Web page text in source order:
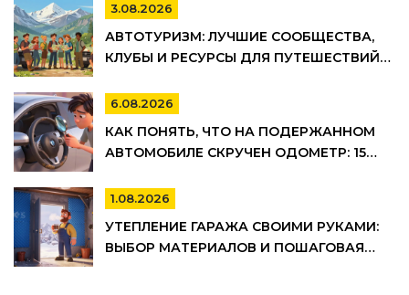
3.08.2026
АВТОТУРИЗМ: ЛУЧШИЕ СООБЩЕСТВА,
КЛУБЫ И РЕСУРСЫ ДЛЯ ПУТЕШЕСТВИЙ
6.08.2026
КАК ПОНЯТЬ, ЧТО НА ПОДЕРЖАННОМ
АВТОМОБИЛЕ СКРУЧЕН ОДОМЕТР: 15
1.08.2026
УТЕПЛЕНИЕ ГАРАЖА СВОИМИ РУКАМИ:
ВЫБОР МАТЕРИАЛОВ И ПОШАГОВАЯ